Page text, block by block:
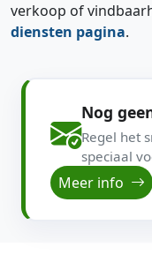
verkoop of
diensten pagina.
Nog
Regel het
speciaal
Meer info